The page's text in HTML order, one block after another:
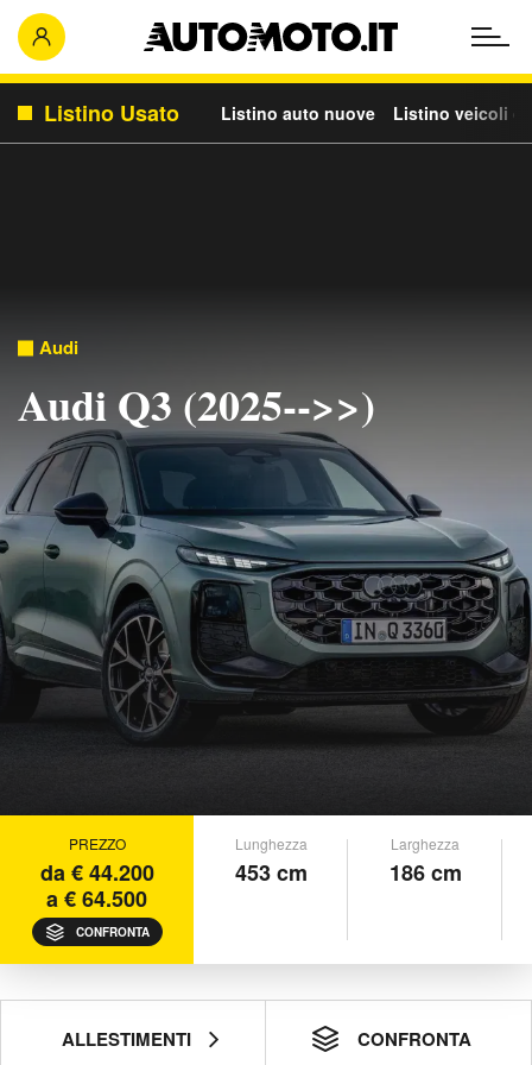
Listino Usato Listino auto nuove Listino veicoli
Audi
Audi Q3 (2025-->>)
PREZZO
da € 44.200
a € 64.500
CONFRONTA
Lunghezza
453 cm
Larghezza
186 cm
ALLESTIMENTI CONFRONTA